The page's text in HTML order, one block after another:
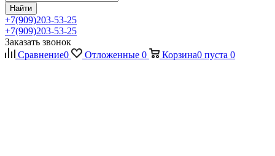
Найти
+7(909)203-53-25
+7(909)203-53-25
Заказать звонок
Сравнение0 Отложенные 0 Корзина0 пуста 0